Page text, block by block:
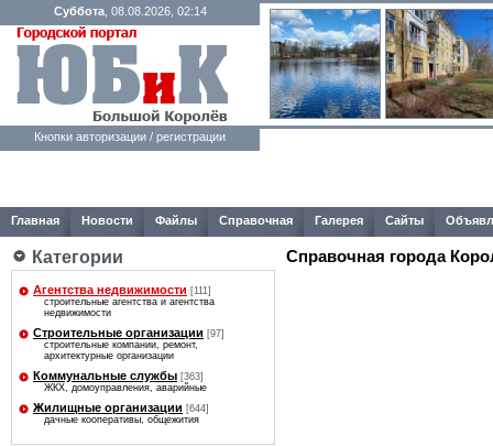
Суббота, 08.08.2026, 02:14
Кнопки авторизации / регистрации
Главная Новости Файлы Справочная Галерея Сайты
Категории
Агентства недвижимости [111]
строительные агентства и агентства
недвижимости
Строительные организации [97]
строительные компании, ремонт,
архитектурные организации
Коммунальные службы [363]
ЖКХ, домоуправления, аварийные
Жилищные организации [644]
дачные кооперативы, общежития
Справочная города